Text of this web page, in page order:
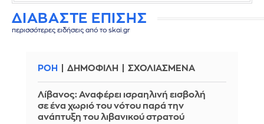
ΔΙΑΒΑΣΤΕ ΕΠΙΣΗΣ
περισσότερες ειδήσεις από το skai.gr
ΡΟΗ ΔΗΜΟΦΙΛΗ ΣΧΟΛΙΑΣΜΕΝΑ
Λίβανος: Αναφέρει ισραηλινή εισβολή
σε ένα χωριό του νότου παρά την
ανάπτυξη του λιβανικού στρατού